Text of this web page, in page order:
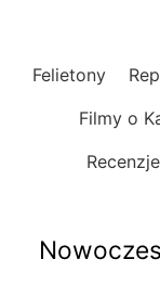
Felietony
Filmy o